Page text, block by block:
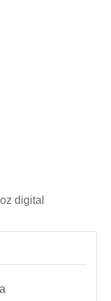
digital